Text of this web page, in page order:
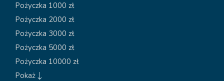
Pożyczka 1000 zł
Pożyczka 2000 zł
Pożyczka 3000 zł
Pożyczka 5000 zł
Pożyczka 10000 zł
Pokaż